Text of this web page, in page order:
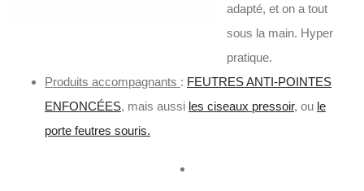
adapté, et on a tout
sous la main. Hyper
pratique.
Produits accompagnants : FEUTRES ANTI-POINTES
ENFONCÉES, mais aussi les ciseaux pressoir, ou le
porte feutres souris.